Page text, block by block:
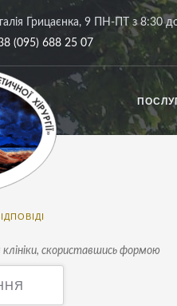
Грицаєнка, 9 ПН-ПТ з 8:30
(095) 688 25 07
скориставшись формою